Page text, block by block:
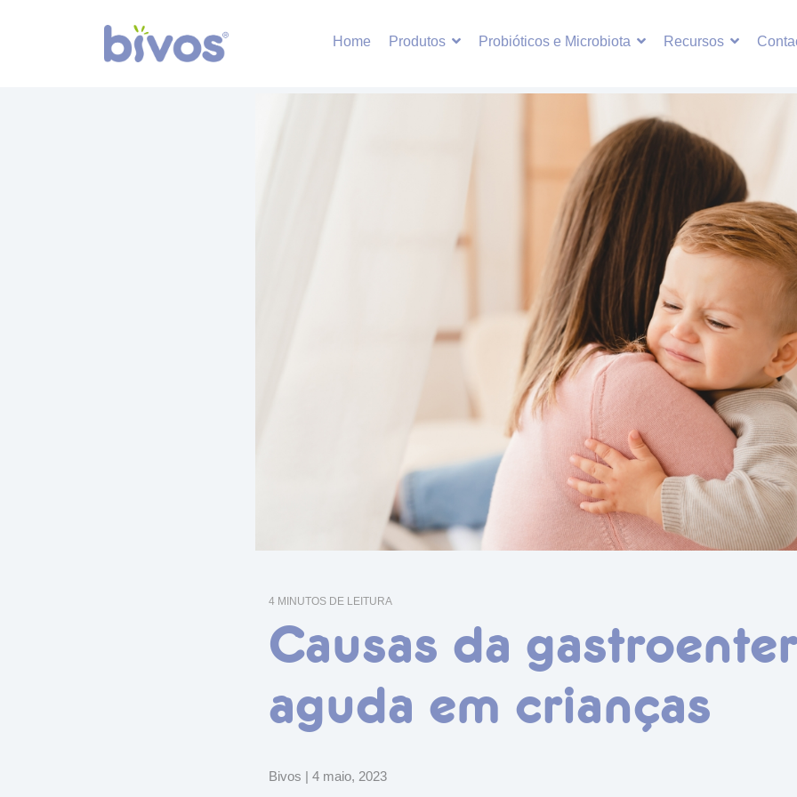
Home Produtos Probióticos e Microbiota Recursos
4 MINUTOS DE LEITURA
Causas da
aguda em crianças
Bivos | 4 maio, 2023